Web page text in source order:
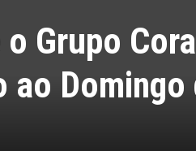
Grupo
ao Domingo